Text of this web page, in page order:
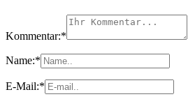
Kommentar:*
Name:*
E-Mail:*